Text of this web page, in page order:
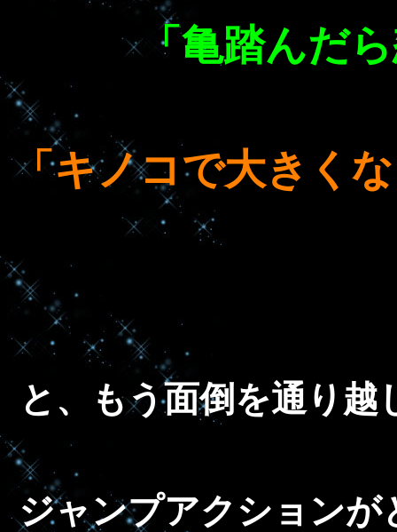
「亀踏んだ
「キノコで大きく
と、もう面倒を通り
ジャンプアクションが